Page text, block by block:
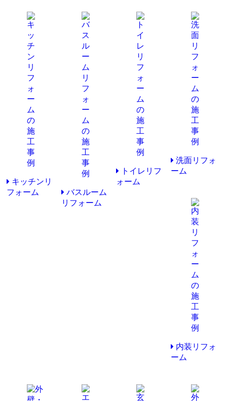
キッチンリ
フォーム
バスルーム
リフォーム
トイレリフ
ォーム
洗面リフォ
ーム
内装リフォ
ーム